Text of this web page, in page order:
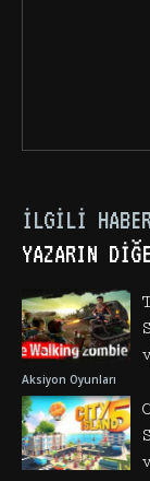
İLGILI
YAZARIN
Aksiyon Oyunları